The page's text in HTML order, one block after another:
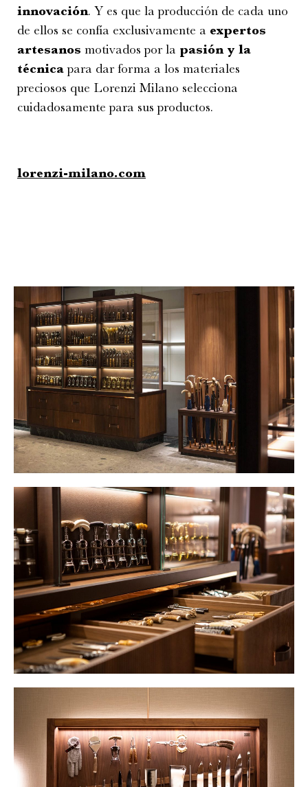
innovación. Y es que la producción de cada uno
de ellos se confía exclusivamente a expertos
artesanos motivados por la pasión y la
técnicapara dar forma a los materiales
preciosos que Lorenzi Milano selecciona
cuidadosamente para sus productos.
lorenzi-milano.com